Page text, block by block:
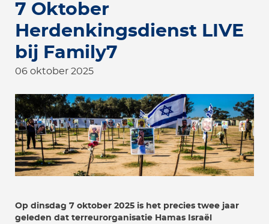
7 Oktober
Herdenkingsdienst LIVE
bij Family7
06 oktober 2025
Op dinsdag 7 oktober 2025 is het precies twee jaar
geleden dat terreurorganisatie Hamas Israël